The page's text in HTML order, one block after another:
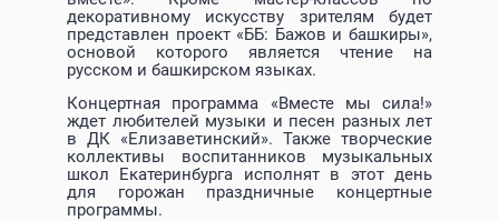
декоративному искусству зрителям будет
представлен проект «ББ: Бажов и башкиры»,
основой которого является чтение на
русском и башкирском языках.
Концертная программа «Вместе мы сила!»
ждет любителей музыки и песен разных лет
в ДК «Елизаветинский». Также творческие
коллективы воспитанников музыкальных
школ Екатеринбурга исполнят в этот день
для горожан праздничные концертные
программы.